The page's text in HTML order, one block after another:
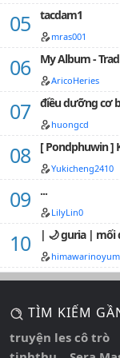
tacdam1
mras001
My Album -
AricoHeries
điều dưỡng cơ
huongcd
[ Pondphuwin ]
Yukicheng2410
...
LilyLin0
| 🌙 guria | mối
TÌM KIẾM
truyện les cô trò